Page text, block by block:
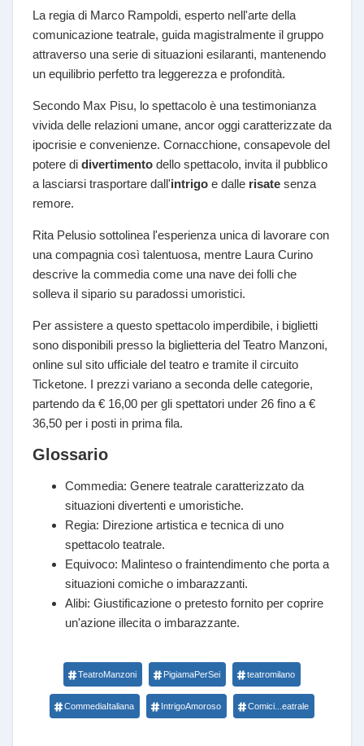
La regia di Marco Rampoldi, esperto nell'arte della
comunicazione teatrale, guida magistralmente il gruppo
attraverso una serie di situazioni esilaranti, mantenendo
un equilibrio perfetto tra leggerezza e profondità.
Secondo Max Pisu, lo spettacolo è una testimonianza
vivida delle relazioni umane, ancor oggi caratterizzate da
ipocrisie e convenienze. Cornacchione, consapevole del
potere di divertimento dello spettacolo, invita il pubblico
a lasciarsi trasportare dall'intrigo e dalle risate senza
remore.
Rita Pelusio sottolinea l'esperienza unica di lavorare con
una compagnia così talentuosa, mentre Laura Curino
descrive la commedia come una nave dei folli che
solleva il sipario su paradossi umoristici.
Per assistere a questo spettacolo imperdibile, i biglietti
sono disponibili presso la biglietteria del Teatro Manzoni,
online sul sito ufficiale del teatro e tramite il circuito
Ticketone. I prezzi variano a seconda delle categorie,
partendo da € 16,00 per gli spettatori under 26 fino a €
36,50 per i posti in prima fila.
Glossario
Commedia: Genere teatrale caratterizzato da
situazioni divertenti e umoristiche.
Regia: Direzione artistica e tecnica di uno
spettacolo teatrale.
Equivoco: Malinteso o fraintendimento che porta a
situazioni comiche o imbarazzanti.
Alibi: Giustificazione o pretesto fornito per coprire
un'azione illecita o imbarazzante.
TeatroManzoni PigiamaPerSei teatromilano
CommediaItaliana IntrigoAmoroso Comici...eatrale